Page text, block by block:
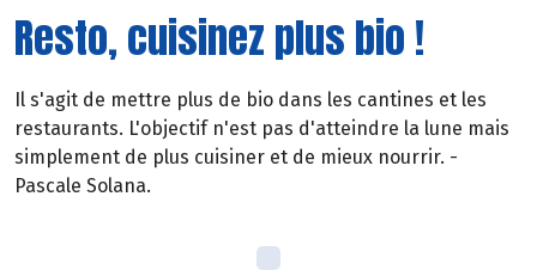
Resto, cuisinez plus bio !
Il s'agit de mettre plus de bio dans les cantines et les
restaurants. L'objectif n'est pas d'atteindre la lune mais
simplement de plus cuisiner et de mieux nourrir. -
Pascale Solana.